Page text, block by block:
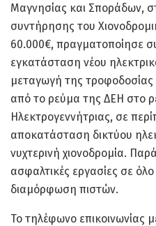
Μαγνησίας και Σποράδων,
συντήρησης του
60.000€, πραγματοποίησε
εγκατάσταση νέου
μεταγωγή της
από το ρεύμα της ΔΕΗ στο
Ηλεκτρογεννήτριας, σε
αποκατάσταση δικτύου
νυχτερινή χιονοδρομία.
ασφαλτικές εργασίες σε
διαμόρφωση πιστών.
Το τηλέφωνο επικοινωνίας